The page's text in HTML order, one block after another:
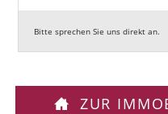
Bitte sprechen Sie uns direkt an.
ZUR